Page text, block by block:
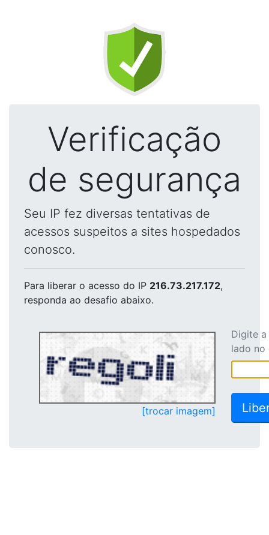
Verificação
de segurança
Seu IP fez diversas tentativas de
acessos suspeitos a sites hospedados
conosco.
Para liberar o acesso do IP 216.73.217.172,
responda ao desafio abaixo.
[trocar imagem]
Digite
lado no